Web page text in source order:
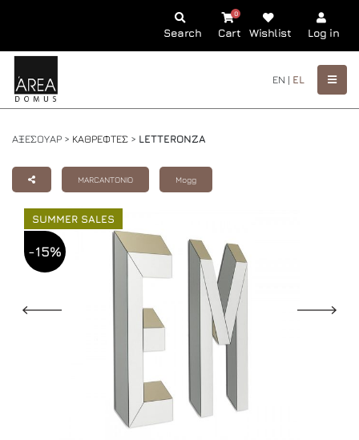
Search Cart
0
Wishlist Log in
EN | EL
ΑΞΕΣΟΥΑΡ > ΚΑΘΡΕΦΤΕΣ > LETTERONZA
MARCANTONIO Mogg
SUMMER SALES
-15%